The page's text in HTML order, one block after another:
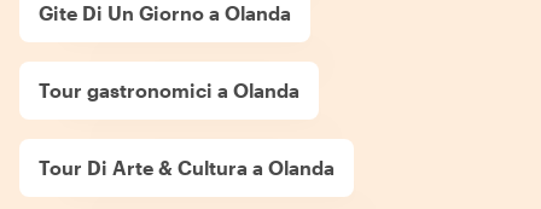
Gite Di Un Giorno a Olanda
Tour gastronomici a Olanda
Tour Di Arte & Cultura a Olanda